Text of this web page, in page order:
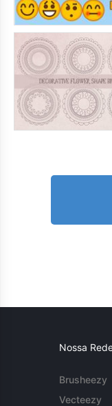
Nossa
Brusheezy
Vecteezy